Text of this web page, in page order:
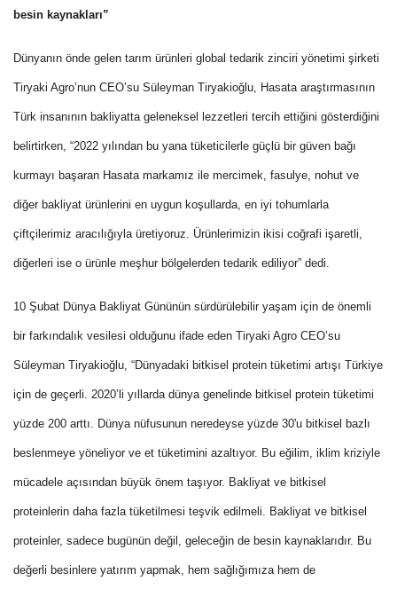
besin kaynakları”
Dünyanın önde gelen tarım ürünleri global tedarik zinciri yönetimi şirketi
Tiryaki Agro’nun CEO’su Süleyman Tiryakioğlu, Hasata araştırmasının
Türk insanının bakliyatta geleneksel lezzetleri tercih ettiğini gösterdiğini
belirtirken, “2022 yılından bu yana tüketicilerle güçlü bir güven bağı
kurmayı başaran Hasata markamız ile mercimek, fasulye, nohut ve
diğer bakliyat ürünlerini en uygun koşullarda, en iyi tohumlarla
çiftçilerimiz aracılığıyla üretiyoruz. Ürünlerimizin ikisi coğrafi işaretli,
diğerleri ise o ürünle meşhur bölgelerden tedarik ediliyor” dedi.
10 Şubat Dünya Bakliyat Gününün sürdürülebilir yaşam için de önemli
bir farkındalık vesilesi olduğunu ifade eden Tiryaki Agro CEO’su
Süleyman Tiryakioğlu, “Dünyadaki bitkisel protein tüketimi artışı Türkiye
için de geçerli. 2020’li yıllarda dünya genelinde bitkisel protein tüketimi
yüzde 200 arttı. Dünya nüfusunun neredeyse yüzde 30'u bitkisel bazlı
beslenmeye yöneliyor ve et tüketimini azaltıyor. Bu eğilim, iklim kriziyle
mücadele açısından büyük önem taşıyor. Bakliyat ve bitkisel
proteinlerin daha fazla tüketilmesi teşvik edilmeli. Bakliyat ve bitkisel
proteinler, sadece bugünün değil, geleceğin de besin kaynaklarıdır. Bu
değerli besinlere yatırım yapmak, hem sağlığımıza hem de